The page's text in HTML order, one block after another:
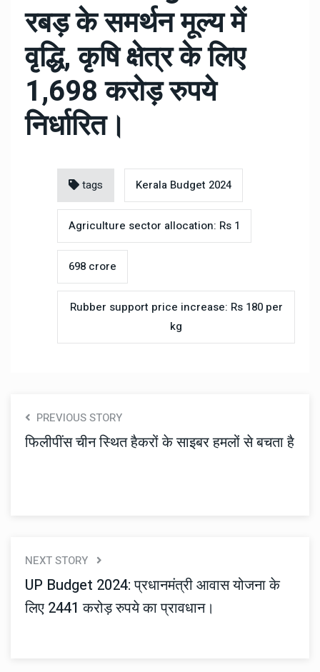
रबड़ के समर्थन मूल्य में
वृद्धि, कृषि क्षेत्र के लिए
1,698 करोड़ रुपये
निर्धारित।
tags Kerala Budget 2024
Agriculture sector allocation: Rs 1
698 crore
Rubber support price increase: Rs 180 per
kg
PREVIOUS STORY
फिलीपींस चीन स्थित हैकरों के साइबर हमलों से बचता है
NEXT STORY
UP Budget 2024: प्रधानमंत्री आवास योजना के
लिए 2441 करोड़ रुपये का प्रावधान।